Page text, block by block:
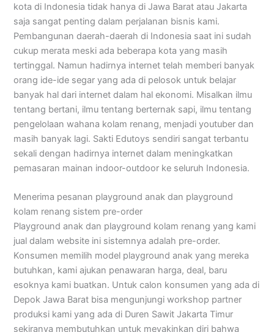
kota di Indonesia tidak hanya di Jawa Barat atau Jakarta
saja sangat penting dalam perjalanan bisnis kami.
Pembangunan daerah-daerah di Indonesia saat ini sudah
cukup merata meski ada beberapa kota yang masih
tertinggal. Namun hadirnya internet telah memberi banyak
orang ide-ide segar yang ada di pelosok untuk belajar
banyak hal dari internet dalam hal ekonomi. Misalkan ilmu
tentang bertani, ilmu tentang berternak sapi, ilmu tentang
pengelolaan wahana kolam renang, menjadi youtuber dan
masih banyak lagi. Sakti Edutoys sendiri sangat terbantu
sekali dengan hadirnya internet dalam meningkatkan
pemasaran mainan indoor-outdoor ke seluruh Indonesia.
Menerima pesanan playground anak dan playground
kolam renang sistem pre-order
Playground anak dan playground kolam renang yang kami
jual dalam website ini sistemnya adalah pre-order.
Konsumen memilih model playground anak yang mereka
butuhkan, kami ajukan penawaran harga, deal, baru
esoknya kami buatkan. Untuk calon konsumen yang ada di
Depok Jawa Barat bisa mengunjungi workshop partner
produksi kami yang ada di Duren Sawit Jakarta Timur
sekiranya membutuhkan untuk meyakinkan diri bahwa